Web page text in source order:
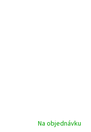
Na objednávku